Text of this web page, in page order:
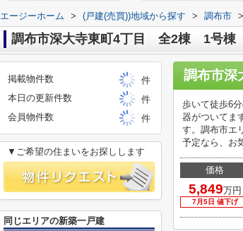
エージーホーム > (戸建(売買))地域から探す > 調布市 >
調布市深大寺東町4丁目 全2棟 1号棟
調布市
歩いて徒歩6
器がついてま
す。調布市エ
予定なら、お
価格
5,849万円
7月5日 値下げ
掲載物件数
件
本日の更新件数
件
会員物件数
件
▼ご希望の住まいをお探しします
同じエリアの新築一戸建